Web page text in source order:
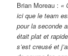
Brian Moreau : «
ici que le team
pour la seconde
était plat et
s’est creusé et